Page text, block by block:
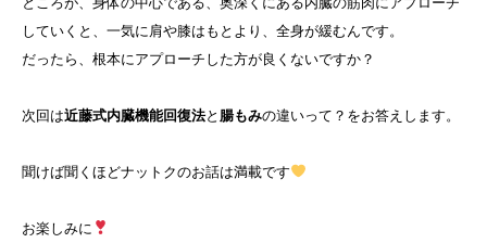
していくと、一気に肩や膝はもとより、全身が緩むんです。
だったら、根本にアプローチした方が良くないですか？
次回は近藤式内臓機能回復法と 腸もみの違いって？をお答えします。
聞けば聞くほどナットクのお話は満載です
お楽しみに